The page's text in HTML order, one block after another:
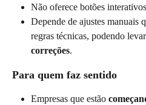
Não oferece botões
Depende de ajustes manuais
regras técnicas, podendo levar
correções.
Para quem faz sentido
Empresas que estão